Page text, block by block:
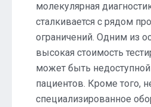
молекулярная
сталкивается с рядом
ограничений. Одним из
высокая стоимость
может быть
пациентов. Кроме того,
специализированное